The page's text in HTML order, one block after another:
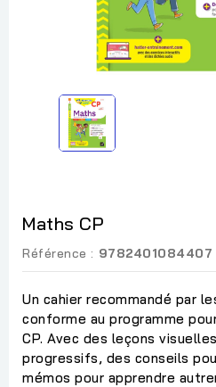
Maths CP
Référence : 9782401084407
Un cahier recommandé par
conforme au programme
CP. Avec des leçons
progressifs, des conseils
mémos pour apprendre